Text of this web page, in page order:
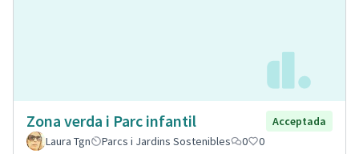
Zona verda i Parc infantil
Acceptada
Laura Tgn
Parcs i Jardins Sostenibles 0 0